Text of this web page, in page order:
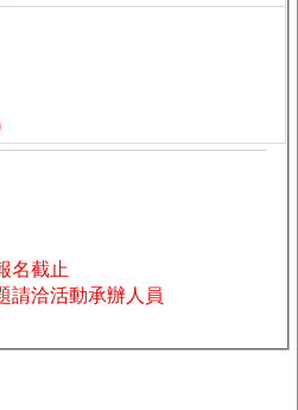
名截止
請洽活動承辦人員